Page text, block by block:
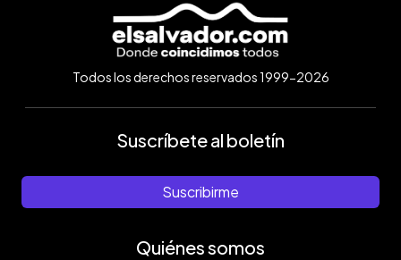
Todos los derechos reservados 1999-2026
Suscríbete al boletín
Suscribirme
Quiénes somos